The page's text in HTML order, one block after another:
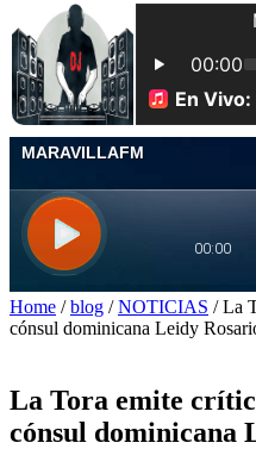
Home / blog / NOTICIAS / La
cónsul dominicana Leidy
La Tora emite
cónsul dominicana